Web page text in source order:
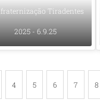
Tiradentes
2025 - 6.9.25
4 5 6 7 8